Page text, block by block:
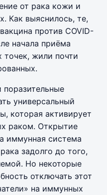
от рака кожи и
Как выяснилось, те,
против COVID-
начала приёма
точек, жили почти
поразительные
универсальный
которая активирует
раком. Открытие
иммунная система
задолго до того,
Но некоторые
отключать этот
на иммунных